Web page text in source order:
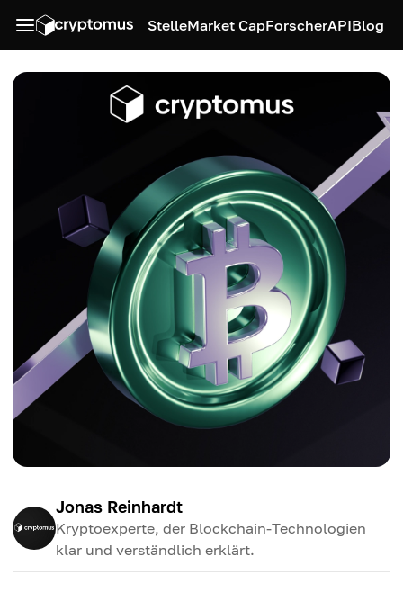
StelleMarket CapForscherAPIBlog
Jonas Reinhardt
Kryptoexperte, der Blockchain-Technologien
klar und verständlich erklärt.